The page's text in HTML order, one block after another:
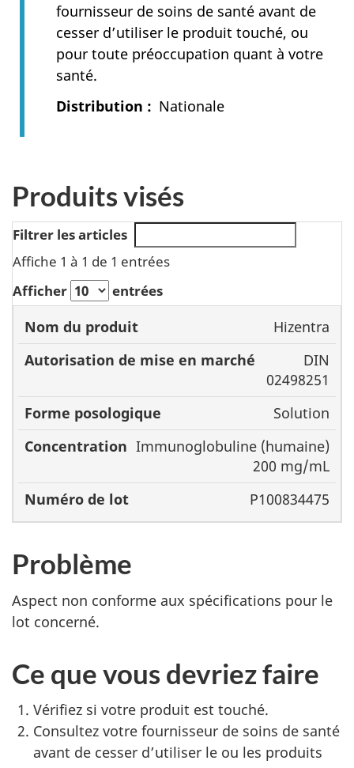
fournisseur de soins de santé avant de
cesser d’utiliser le produit touché, ou
pour toute préoccupation quant à votre
santé.
Distribution
Nationale
Produits visés
Filtrer les articles
Affiche 1 à 1 de 1 entrées
Afficher
entrées
Nom du
produit
Autorisation
de mise en
marché
Forme
posologique
Hizentra
DIN
02498251
Solution
Immunoglobuline (humaine)
200 mg/mL
P100834475
Problème
Aspect non conforme aux spécifications pour le
lot concerné.
Ce que vous devriez faire
Vérifiez si votre produit est touché.
Consultez votre fournisseur de soins de santé
avant de cesser d’utiliser le ou les produits